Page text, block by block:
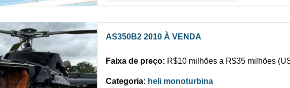
AS350B2 2010 À VENDA
Faixa de preço: R$10 milhões a R$35 milhões
Categoria: heli monoturbina